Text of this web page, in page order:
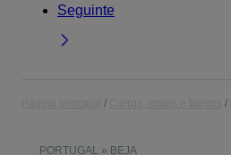
Seguinte
PORTUGAL » BEJA